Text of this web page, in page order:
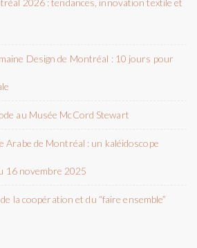
2026 : tendances, innovation textile et
Design de Montréal : 10 jours pour
au Musée McCord Stewart
Arabe de Montréal : un kaléidoscope
16 novembre 2025
la coopération et du “faire ensemble”